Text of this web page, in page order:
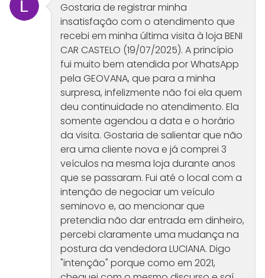
Gostaria de registrar minha
insatisfação com o atendimento que
recebi em minha última visita à loja BENI
CAR CASTELO (19/07/2025). A princípio
fui muito bem atendida por WhatsApp
pela GEOVANA, que para a minha
surpresa, infelizmente não foi ela quem
deu continuidade no atendimento. Ela
somente agendou a data e o horário
da visita. Gostaria de salientar que não
era uma cliente nova e já comprei 3
veículos na mesma loja durante anos
que se passaram. Fui até o local com a
intenção de negociar um veículo
seminovo e, ao mencionar que
pretendia não dar entrada em dinheiro,
percebi claramente uma mudança na
postura da vendedora LUCIANA. Digo
"intenção" porque como em 2021,